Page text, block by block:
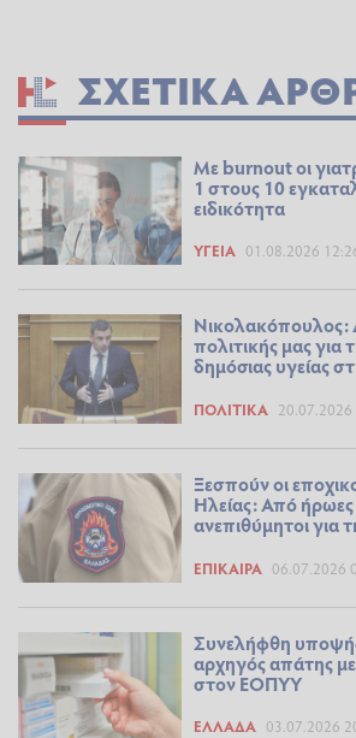
ΣΧΕΤΙΚΆ
Με burnout οι
1 στους 10
ειδικότητα
ΥΓΕΊΑ 01.08.2026
Νικολακόπουλος:
πολιτικής μας για
δημόσιας υγείας
ΠΟΛΙΤΙΚΆ 20.07.2026
Ξεσπούν οι
Ηλείας: Από
ανεπιθύμητοι για
ΕΠΊΚΑΙΡΑ 06.07.2026
Συνελήφθη
αρχηγός απάτης
στον ΕΟΠΥΥ
ΕΛΛΆΔΑ 03.07.2026